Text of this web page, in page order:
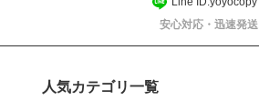
安心対応・迅速発送
人気カテゴリ一覧